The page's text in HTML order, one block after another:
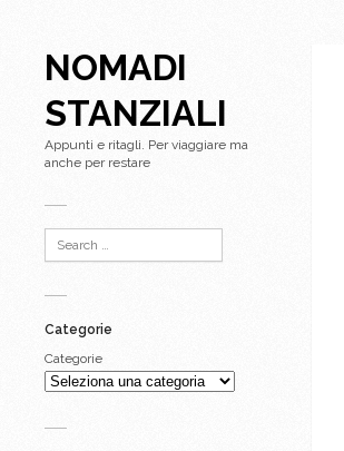
NOMADI
STANZIALI
Appunti e ritagli. Per viaggiare ma
anche per restare
Categorie
Categorie